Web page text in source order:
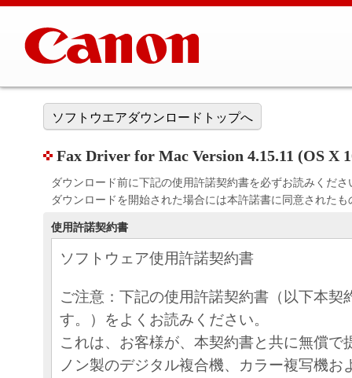
ソフトウエアダウンロードトップへ
Fax Driver for Mac Version 4.15.11 (OS X
ダウンロード前に下記の使用許諾契約書を必ずお読みくださ
ダウンロードを開始された場合には本許諾書に同意された
使用許諾契約書
ソフトウェア使用許諾契約書
ご注意：下記の使用許諾契約書（以下本契
す。）をよくお読みください。
これは、お客様が、本契約書と共に無償で
ノン製のデジタル複合機、カラー複写機お